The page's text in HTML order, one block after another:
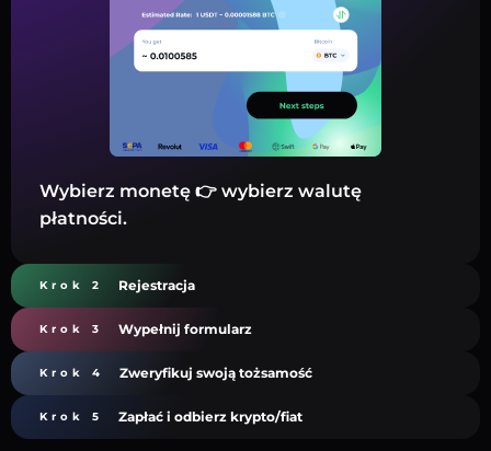
Wybierz monetę 👉 wybierz walutę
płatności.
Krok 2 Rejestracja
Krok 3 Wypełnij formularz
Krok 4 Zweryfikuj swoją tożsamość
Krok 5 Zapłać i odbierz krypto/fiat